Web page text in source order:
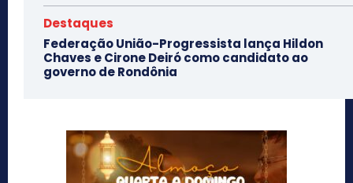
Destaques
Federação União-Progressista lança Hildon
Chaves e Cirone Deiró como candidato ao
governo de Rondônia